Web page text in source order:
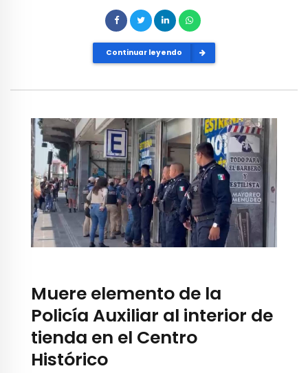
Continuar leyendo
Muere elemento de la
Policía Auxiliar al interior de
tienda en el Centro
Histórico